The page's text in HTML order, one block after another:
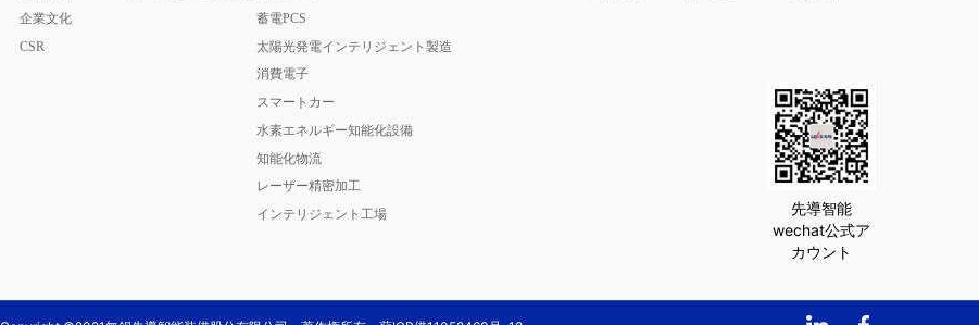
企業文化
CSR
蓄電PCS
太陽光発電インテリジェント製造
消費電子
スマートカー
水素エネルギー知能化設備
知能化物流
レーザー精密加工
インテリジェント工場
先導智能
wechat公式ア
カウント